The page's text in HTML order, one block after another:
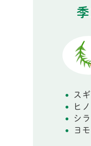
スギ
ヒ
シ
ヨ